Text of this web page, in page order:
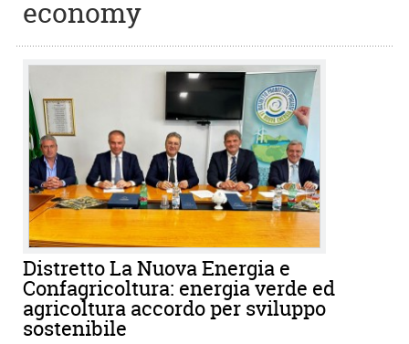
economy
Distretto La Nuova Energia e
Confagricoltura: energia verde ed
agricoltura accordo per sviluppo
sostenibile